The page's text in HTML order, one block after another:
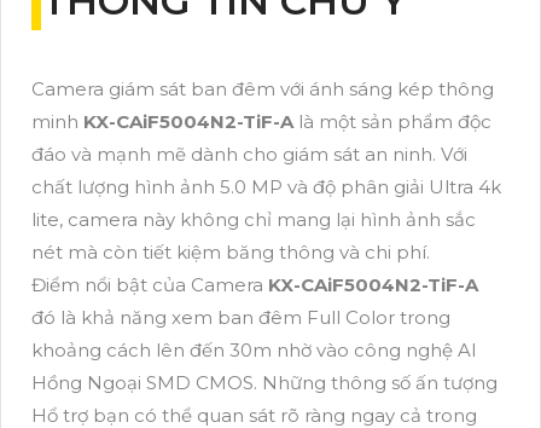
Camera giám sát ban đêm với ánh sáng kép thông
minh KX-CAiF5004N2-TiF-A là một sản phẩm độc
đáo và mạnh mẽ dành cho giám sát an ninh. Với
chất lượng hình ảnh 5.0 MP và độ phân giải Ultra 4k
lite, camera này không chỉ mang lại hình ảnh sắc
nét mà còn tiết kiệm băng thông và chi phí.
Điểm nổi bật của Camera KX-CAiF5004N2-TiF-A
đó là khả năng xem ban đêm Full Color trong
khoảng cách lên đến 30m nhờ vào công nghệ AI
Hồng Ngoại SMD CMOS. Những thông số ấn tượng
Hổ trợ bạn có thể quan sát rõ ràng ngay cả trong